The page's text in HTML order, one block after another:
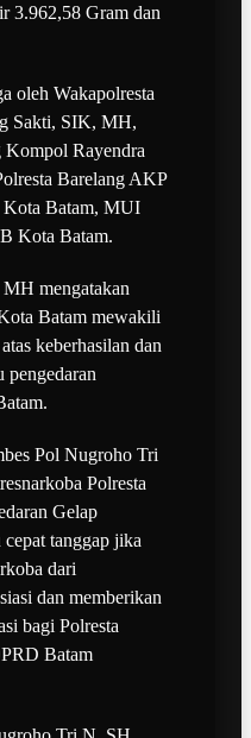
3.962,58 Gram dan
oleh Wakapolresta
Sakti, SIK, MH,
Kompol Rayendra
Barelang AKP
Kota Batam, MUI
Kota Batam.
mengatakan
Batam mewakili
keberhasilan dan
pengedaran
Pol Nugroho Tri
Polresta
Gelap
tanggap jika
dari
dan memberikan
bagi Polresta
Batam